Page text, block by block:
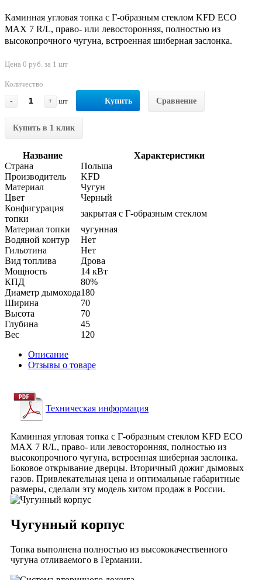
Каминная угловая топка с Г-образным стеклом KFD ECO
MAX 7 R/L, право- или левосторонняя, полностью из
высокопрочного чугуна, встроенная шиберная заслонка.
Цена 0 руб. за 1 шт
Количество
-
+ шт Купить Сравнение
Купить в 1 клик
Название
Характеристики
Страна
Польша
Производитель
KFD
Материал
Чугун
Цвет
Черный
Конфигурация
топки
закрытая с Г-образным стеклом
Материал топки
чугунная
Водяной контур
Нет
Гильотина
Нет
Вид топлива
Дрова
Мощность
14 кВт
КПД
80%
Диаметр дымохода180
Ширина
70
Высота
70
Глубина
45
Вес
120
Описание
Отзывы о товаре
Техническая информация
Каминная угловая топка с Г-образным стеклом KFD ECO
MAX 7 R/L, право- или левосторонняя, полностью из
высокопрочного чугуна, встроенная шиберная заслонка.
Боковое открывание дверцы. Вторичный дожиг дымовых
газов. Привлекательная цена и оптимальные габаритные
размеры, сделали эту модель хитом продаж в России.
Чугунный корпус
Топка выполнена полностью из высококачественного
чугуна отливаемого в Германии.